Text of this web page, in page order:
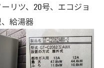
ーリツ、20号、エコジョ
給湯器